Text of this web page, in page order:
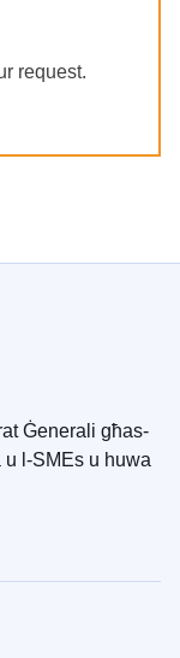
request.
Ġenerali għas-
u l-SMEs u huwa